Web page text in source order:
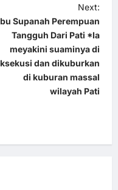
Next:
Supanah Perempuan
Tangguh Dari Pati *Ia
meyakini suaminya di
dan dikuburkan
di kuburan massal
wilayah Pati